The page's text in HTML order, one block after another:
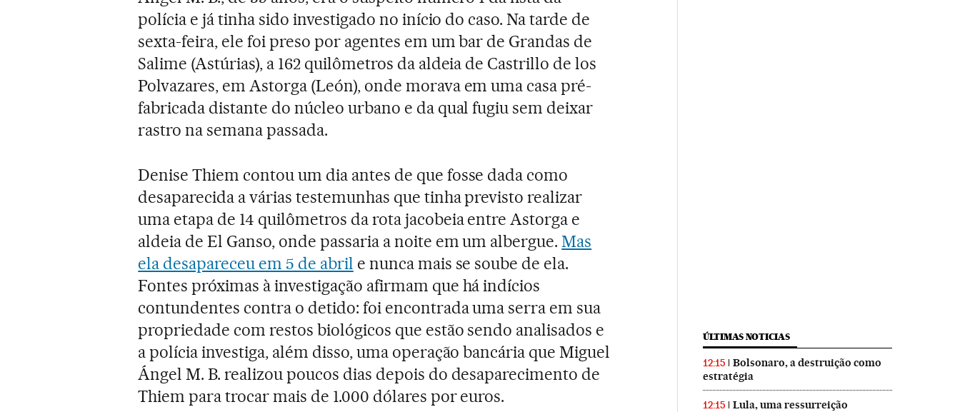
polícia e já tinha sido investigado no início do caso. Na tarde de
sexta-feira, ele foi preso por agentes em um bar de Grandas de
Salime (Astúrias), a 162 quilômetros da aldeia de Castrillo de los
Polvazares, em Astorga (León), onde morava em uma casa pré-
fabricada distante do núcleo urbano e da qual fugiu sem deixar
rastro na semana passada.
Denise Thiem contou um dia antes de que fosse dada como
desaparecida a várias testemunhas que tinha previsto realizar
uma etapa de 14 quilômetros da rota jacobeia entre Astorga e
aldeia de El Ganso, onde passaria a noite em um albergue.Mas
ela desapareceu em 5 de abril e nunca mais se soube de ela.
Fontes próximas à investigação afirmam que há indícios
contundentes contra o detido: foi encontrada uma serra em sua
propriedade com restos biológicos que estão sendo analisados e
a polícia investiga, além disso, uma operação bancária que Miguel
Ángel M. B. realizou poucos dias depois do desaparecimento de
Thiem para trocar mais de 1.000 dólares por euros.
ÚLTIMAS NOTICIAS
12:15
Bolsonaro, a destruição como
estratégia
12:15 Lula, uma ressurreição